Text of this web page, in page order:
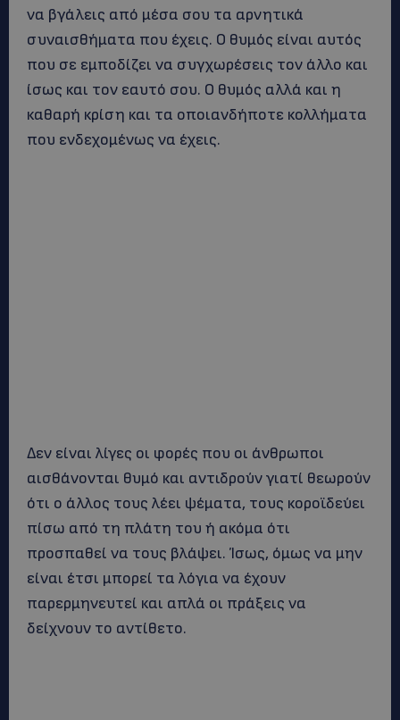
να βγάλεις από μέσα σου τα αρνητικά
συναισθήματα που έχεις. Ο θυμός είναι αυτός
που σε εμποδίζει να συγχωρέσεις τον άλλο και
ίσως και τον εαυτό σου. Ο θυμός αλλά και η
καθαρή κρίση και τα οποιανδήποτε κολλήματα
που ενδεχομένως να έχεις.
Δεν είναι λίγες οι φορές που οι άνθρωποι
αισθάνονται θυμό και αντιδρούν γιατί θεωρούν
ότι ο άλλος τους λέει ψέματα, τους κοροϊδεύει
πίσω από τη πλάτη του ή ακόμα ότι
προσπαθεί να τους βλάψει. Ίσως, όμως να μην
είναι έτσι μπορεί τα λόγια να έχουν
παρερμηνευτεί και απλά οι πράξεις να
δείχνουν το αντίθετο.